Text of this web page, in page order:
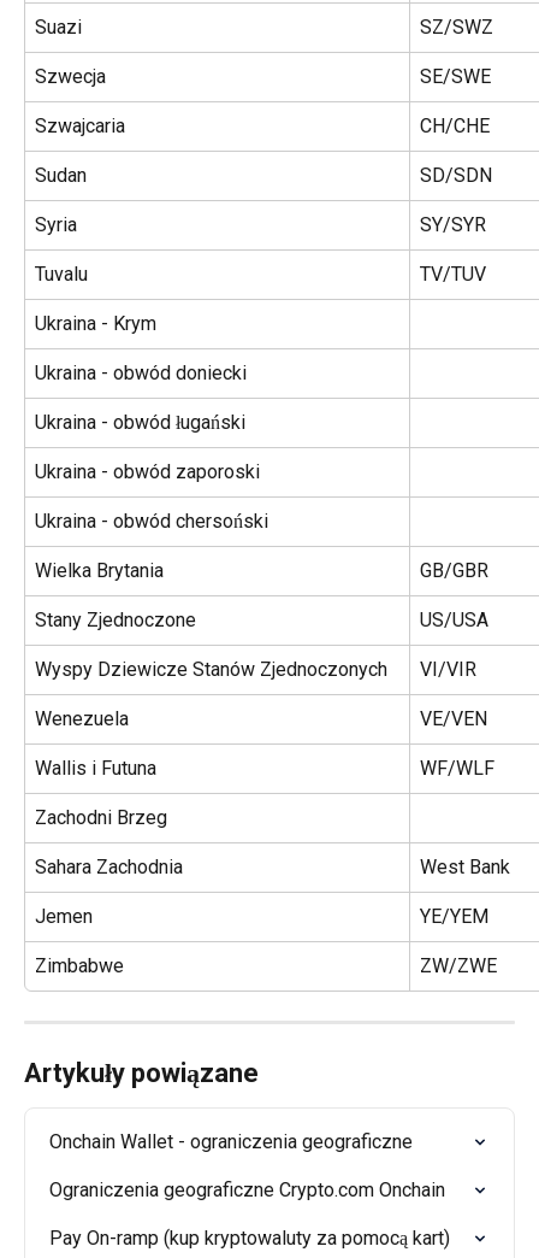
Suazi SZ/SWZ
Szwecja SE/SWE
Szwajcaria CH/CHE
Sudan SD/SDN
Syria SY/SYR
Tuvalu TV/TUV
Ukraina - Krym
Ukraina - obwód doniecki
Ukraina - obwód ługański
Ukraina - obwód zaporoski
Ukraina - obwód chersoński
Wielka Brytania GB/GBR
Stany Zjednoczone US/USA
Wyspy Dziewicze Stanów Zjednoczonych VI/VIR
Wenezuela VE/VEN
Wallis i Futuna WF/WLF
Zachodni Brzeg
Sahara Zachodnia West Bank
Jemen YE/YEM
Zimbabwe ZW/ZWE
Artykuły powiązane
Onchain Wallet - ograniczenia geograficzne
Ograniczenia geograficzne Crypto.com Onchain
Pay On-ramp (kup kryptowaluty za pomocą kart)